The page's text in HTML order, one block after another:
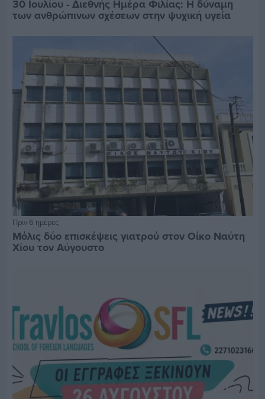
30 Ιουλίου - Διεθνής Ημέρα Φιλίας: Η δύναμη
των ανθρώπινων σχέσεων στην ψυχική υγεία
Πριν 6 ημέρες
Μόλις δύο επισκέψεις γιατρού στον Οίκο Ναύτη
Χίου τον Αύγουστο